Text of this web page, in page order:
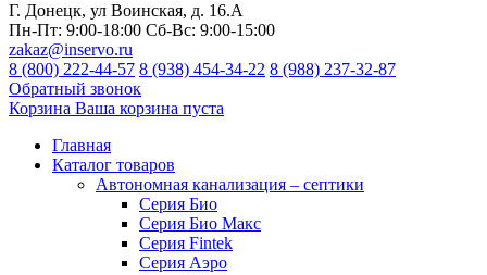
Г. Донецк, ул Воинская, д. 16.А
Пн-Пт: 9:00-18:00 Сб-Вс: 9:00-15:00
zakaz@inservo.ru
8 (800) 222-44-57 8 (938) 454-34-22 8 (988) 237-32-87
Обратный звонок
Корзина Ваша корзина пуста
Главная
Каталог товаров
Автономная канализация – септики
Серия Био
Серия Био Макс
Серия Fintek
Серия Аэро